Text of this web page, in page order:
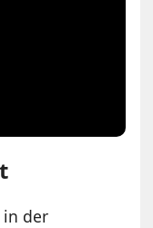
in der